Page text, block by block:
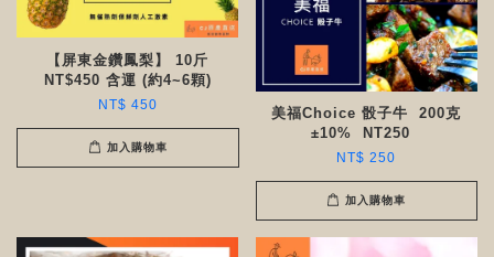
【屏東金鑽鳳梨】 10斤
NT$450 含運 (約4~6顆)
NT$ 450
加入購物車
美福Choice 骰子牛 200克
±10% NT250 ​​
NT$ 250
加入購物車